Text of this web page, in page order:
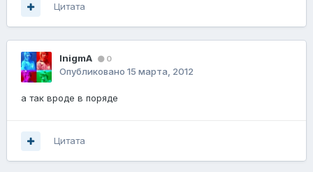
Цитата
InigmA 0
Опубликовано 15 марта, 2012
а так вроде в поряде
Цитата